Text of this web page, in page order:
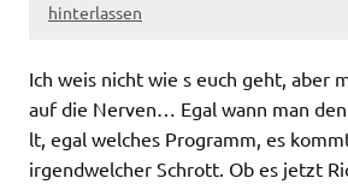
hinterlassen
Ich weis nicht wie s euch geht, aber
auf die Nerven… Egal wann man
lt, egal welches Programm, es
irgendwelcher Schrott. Ob es jetzt